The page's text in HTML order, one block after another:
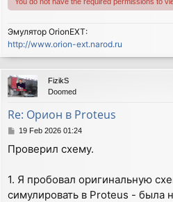
Эмулятор OrionEXT:
http://www.orion-ext.narod.ru
FizikS
Doomed
Re: Орион в Proteus
P
s
19 Feb 2026 01:24
Проверил схему.
1. Я пробовал оригинальную
симулировать в Proteus - была